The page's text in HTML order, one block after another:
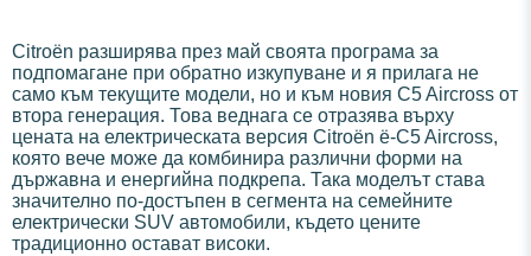
Citroën разширява през май своята програма за
подпомагане при обратно изкупуване и я прилага не
само към текущите модели, но и към новия C5 Aircross от
втора генерация. Това веднага се отразява върху
цената на електрическата версия Citroën ë-C5 Aircross,
която вече може да комбинира различни форми на
държавна и енергийна подкрепа. Така моделът става
значително по-достъпен в сегмента на семейните
електрически SUV автомобили, където цените
традиционно остават високи.